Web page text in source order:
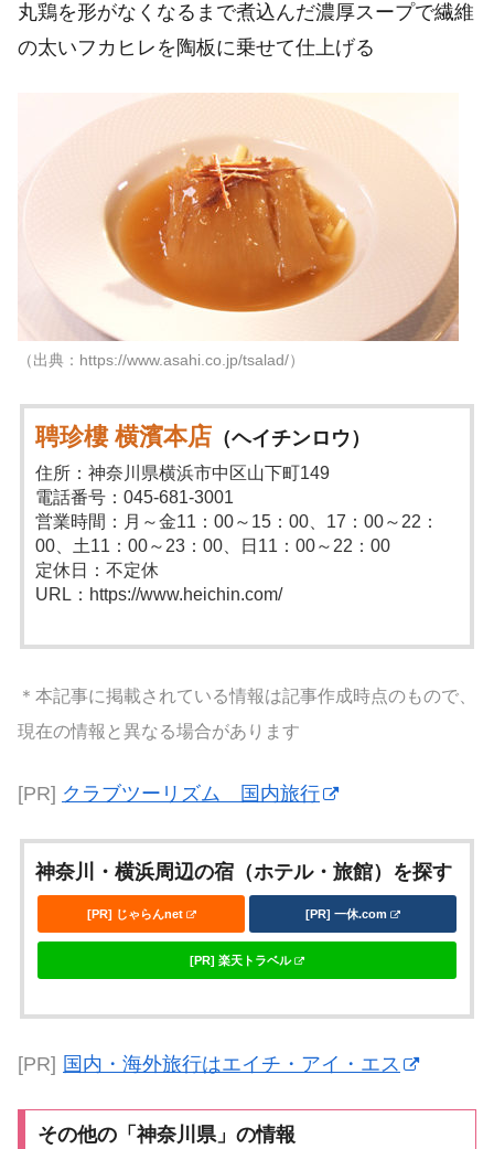
丸鶏を形がなくなるまで煮込んだ濃厚スープで繊維
の太いフカヒレを陶板に乗せて仕上げる
（出典：https://www.asahi.co.jp/tsalad/）
聘珍樓 横濱本店 （ヘイチンロウ）
住所：神奈川県横浜市中区山下町149
電話番号：045-681-3001
営業時間：月～金11：00～15：00、17：00～22：
00、土11：00～23：00、日11：00～22：00
定休日：不定休
URL：https://www.heichin.com/
＊本記事に掲載されている情報は記事作成時点のもので、
現在の情報と異なる場合があります
[PR] クラブツーリズム 国内旅行
神奈川・横浜周辺の宿（ホテル・旅館）を探す
[PR] じゃらんnet [PR] 一休.com
[PR] 楽天トラベル
[PR] 国内・海外旅行はエイチ・アイ・エス
その他の「神奈川県」の情報